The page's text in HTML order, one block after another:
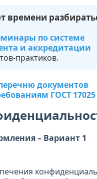
времени
по системе
и аккредитации
практиков.
документов
ГОСТ
– Вариант 1